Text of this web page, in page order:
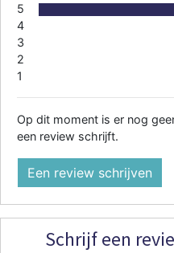
5
4
3
2
1
Op dit moment is er nog
een review schrijft.
Een review schrijven
Schrijf een